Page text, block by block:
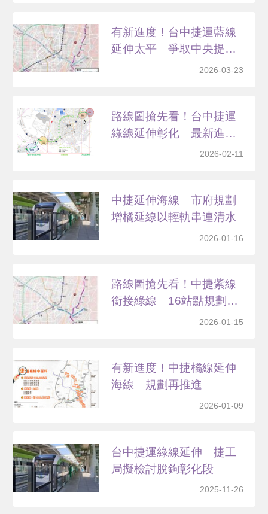
有新進度！台中捷運藍線
延伸太平 爭取中央提高
2026-03-23
路線圖搶先看！台中捷運
綠線延伸彰化 最新進度
2026-02-11
中捷延伸海線 市府規劃
增橘延線以輕軌串連清水
2026-01-16
路線圖搶先看！中捷紫線
銜接綠線 16站點規劃
2026-01-15
有新進度！中捷橘線延伸
海線 規劃再推進
2026-01-09
台中捷運綠線延伸 捷工
局擬檢討脫鉤彰化段
2025-11-26